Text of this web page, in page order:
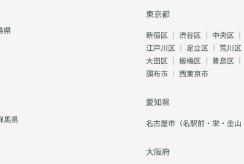
県
馬県
東京都
新宿区 ｜ 渋谷区 ｜ 中央区 ｜
江戸川区 ｜ 足立区 ｜ 荒川区
大田区 ｜ 板橋区 ｜ 豊島区 ｜
調布市 ｜ 西東京市
愛知県
名古屋市（名駅前・栄・金山
大阪府